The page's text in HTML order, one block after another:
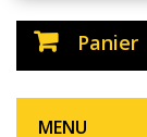
Panier
MENU